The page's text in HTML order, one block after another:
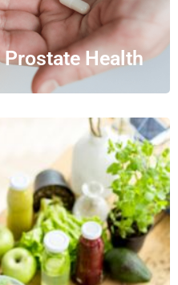
Prostate Health